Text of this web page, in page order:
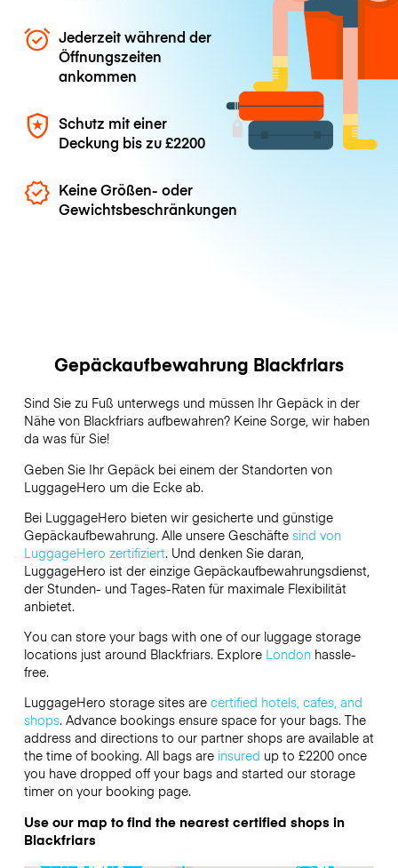
Jederzeit während der
Öffnungszeiten
ankommen
Schutz mit einer
Deckung bis zu£2200
Keine Größen- oder
Gewichtsbeschränkungen
Gepäckaufbewahrung Blackfriars
Sind Sie zu Fuß unterwegs und müssen Ihr Gepäck in der
Nähe von Blackfriars aufbewahren? Keine Sorge, wir haben
da was für Sie!
Geben Sie Ihr Gepäck bei einem der Standorten von
LuggageHero um die Ecke ab.
Bei LuggageHero bieten wir gesicherte und günstige
Gepäckaufbewahrung. Alle unsere Geschäfte sind von
LuggageHero zertifiziert. Und denken Sie daran,
LuggageHero ist der einzige Gepäckaufbewahrungsdienst,
der Stunden- und Tages-Raten für maximale Flexibilität
anbietet.
You can store your bags with one of our luggage storage
locations just around Blackfriars. Explore Londonhassle-
free.
LuggageHero storage sites are certified hotels, cafes, and
shops. Advance bookings ensure space for your bags. The
address and directions to our partner shops are available at
the time of booking. All bags are insured up to £2200once
you have dropped off your bags and started our storage
timer on your booking page.
Use our map to find the nearest certified shops in
Blackfriars